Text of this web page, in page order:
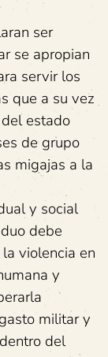
ser
se apropian
servir los
que a su vez
estado
de grupo
migajas a la
y social
debe
violencia en
y
militar y
del